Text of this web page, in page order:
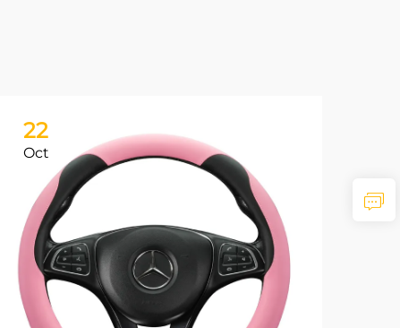
22
Oct